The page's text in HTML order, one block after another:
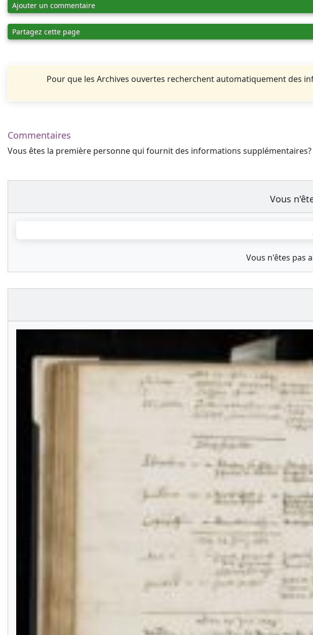
Ajouter un commentaire
Partagez cette page
Pour que les Archives ouvertes recherchent automatiquement des
Commentaires
Vous êtes la première personne qui fournit des informations supplémentaires?
Vous
Vous n'êtes pas